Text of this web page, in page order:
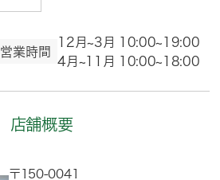
営業時間
12月~3月 10:00~19:00
4月~11月 10:00~18:00
店舗概要
〒150-0041